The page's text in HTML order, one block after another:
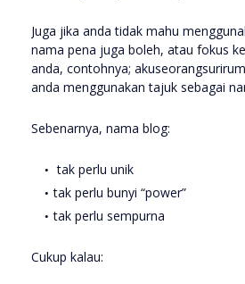
Juga jika anda tidak mahu
nama pena juga boleh, atau fokus
anda, contohnya;
anda menggunakan tajuk sebagai
Sebenarnya, nama blog:
tak perlu unik
tak perlu bunyi “power”
tak perlu sempurna
Cukup kalau: